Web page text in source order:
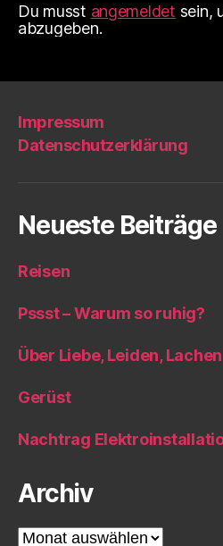
Du musst angemeldet sein,
abzugeben.
Impressum
Datenschutzerklärung
Neueste Beiträge
Reisen
Pssst – Warum so ruhig?
Über Liebe, Leiden, Lachen
Gerüst
Nachtrag
Archiv
Archiv